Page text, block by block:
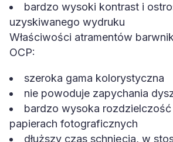
bardzo wysoki kontrast i
uzyskiwanego wydruku
Właściwości atramentów
OCP:
szeroka gama kolorystyczna
nie powoduje zapychania
bardzo wysoka rozdzielczość
papierach fotograficznych
dłuższy czas schnięcia, w